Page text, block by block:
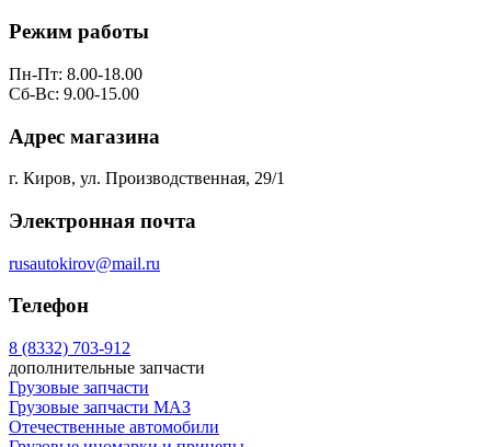
Режим работы
Пн-Пт: 8.00-18.00
Сб-Вс: 9.00-15.00
Адрес магазина
г. Киров, ул. Производственная, 29/1
Электронная почта
rusautokirov@mail.ru
Телефон
8 (8332) 703-912
дополнительные запчасти
Грузовые запчасти
Грузовые запчасти МАЗ
Отечественные автомобили